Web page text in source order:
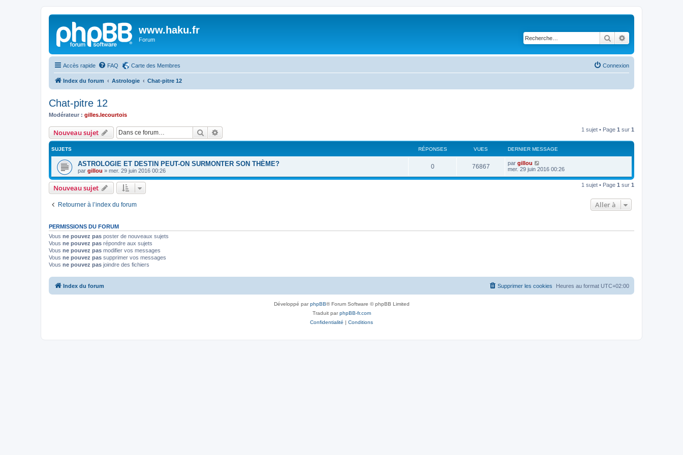
www.haku.fr
Forum Rechercher
Accès rapide FAQ Carte des Membres Connexion
Index du forum Astrologie Chat-pitre 12
Chat-pitre 12
Modérateur : gilles.lecourtois
Nouveau sujet Rechercher 1 sujet • Page 1 sur 1
SUJETS RÉPONSES VUES DERNIER MESSAGE
ASTROLOGIE ET DESTIN PEUT-ON SURMONTER SON THÈME?
par gillou » mer. 29 juin 2016 00:26
0 76867 par gillou
mer. 29 juin 2016 00:26
Nouveau sujet 1 sujet • Page 1 sur 1
Retourner à l’index du forum Aller à
PERMISSIONS DU FORUM
Vous ne pouvez pas poster de nouveaux sujets
Vous ne pouvez pas répondre aux sujets
Vous ne pouvez pas modifier vos messages
Vous ne pouvez pas supprimer vos messages
Vous ne pouvez pas joindre des fichiers
Index du forum Heures au format UTC+02:00
Supprimer les cookies
Développé parphpBB® Forum Software © phpBB Limited
Traduit parphpBB-fr.com
Confidentialité | Conditions